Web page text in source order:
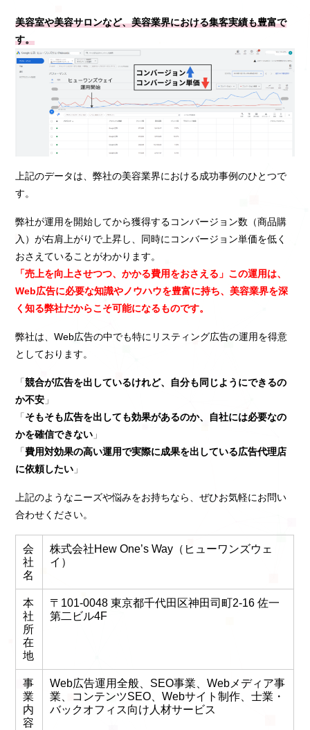
美容室や美容サロンなど、美容業界における集客実績も豊富で
す。
上記のデータは、弊社の美容業界における成功事例のひとつで
す。
弊社が運用を開始してから獲得するコンバージョン数（商品購
入）が右肩上がりで上昇し、同時にコンバージョン単価を低く
おさえていることがわかります。
「売上を向上させつつ、かかる費用をおさえる」この運用は、
Web広告に必要な知識やノウハウを豊富に持ち、美容業界を深
く知る弊社だからこそ可能になるものです。
弊社は、Web広告の中でも特にリスティング広告の運用を得意
としております。
「競合が広告を出しているけれど、自分も同じようにできるの
か不安 」
「そもそも広告を出しても効果があるのか、自社には必要なの
かを確信できない 」
「費用対効果の高い運用で実際に成果を出している広告代理店
に依頼したい 」
上記のようなニーズや悩みをお持ちなら、ぜひお気軽にお問い
合わせください。
会
社
名
株式会社Hew One’s Way（ヒューワンズウェ
イ）
本
社
所
在
地
〒101‐0048 東京都千代田区神田司町2-16 佐一
第二ビル4F
事
業
内
容
Web広告運用全般、SEO事業、Webメディア事
業、コンテンツSEO、Webサイト制作、士業・
バックオフィス向け人材サービス